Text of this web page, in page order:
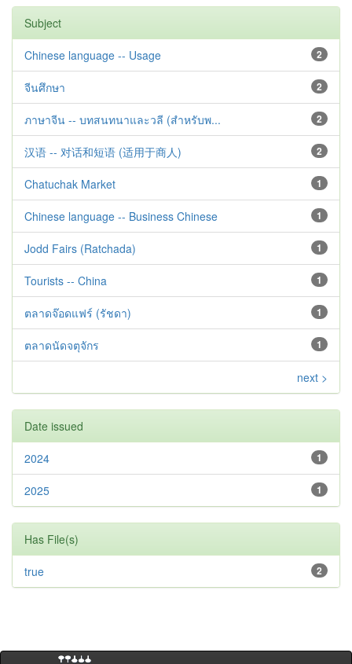
Subject
2
Chinese language -- Usage
2
จีนศึกษา
2
ภาษาจีน -- บทสนทนาและวลี (สำหรับพ...
2
汉语 -- 对话和短语 (适用于商人)
1
Chatuchak Market
1
Chinese language -- Business Chinese
1
Jodd Fairs (Ratchada)
1
Tourists -- China
1
ตลาดจ๊อดแฟร์ (รัชดา)
1
ตลาดนัดจตุจักร
next >
Date issued
1
2024
1
2025
Has File(s)
2
true